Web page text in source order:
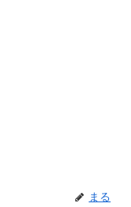
まる